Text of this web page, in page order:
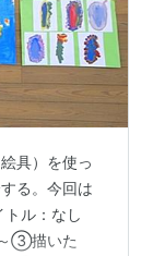
具）を使っ
る。今回は
ル：なし
③描いた